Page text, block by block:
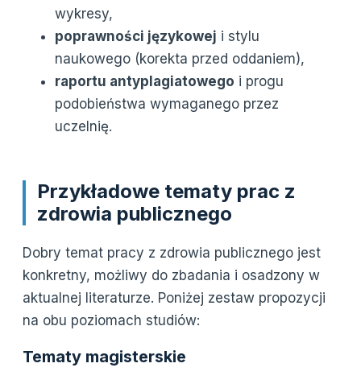
wykresy,
poprawności językowej i stylu
naukowego (korekta przed oddaniem),
raportu antyplagiatowego i progu
podobieństwa wymaganego przez
uczelnię.
Przykładowe tematy prac z
zdrowia publicznego
Dobry temat pracy z zdrowia publicznego jest
konkretny, możliwy do zbadania i osadzony w
aktualnej literaturze. Poniżej zestaw propozycji
na obu poziomach studiów:
Tematy magisterskie